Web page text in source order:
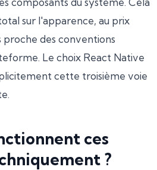
sur l'apparence, au prix
des conventions
Le choix React Native
cette troisième voie
ces
?